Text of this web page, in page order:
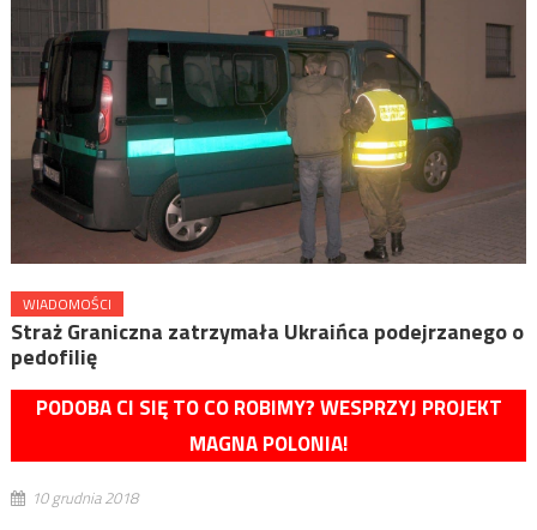
WIADOMOŚCI
Straż Graniczna zatrzymała Ukraińca podejrzanego o
pedofilię
PODOBA CI SIĘ TO CO ROBIMY? WESPRZYJ PROJEKT
MAGNA POLONIA!
10 grudnia 2018